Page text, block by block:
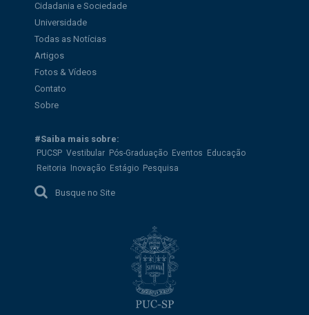
Cidadania e Sociedade
Universidade
Todas as Notícias
Artigos
Fotos & Vídeos
Contato
Sobre
#Saiba mais sobre:
PUCSP Vestibular Pós-Graduação Eventos
Educação
Reitoria
Inovação Estágio Pesquisa
Busque no Site